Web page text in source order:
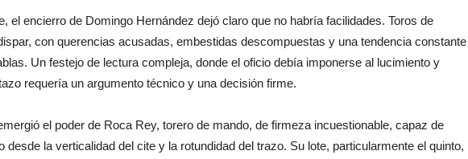
el encierro de Domingo Hernández dejó claro que no habría facilidades. Toros de
con querencias acusadas, embestidas descompuestas y una tendencia constante
Un festejo de lectura compleja, donde el oficio debía imponerse al lucimiento y
requería un argumento técnico y una decisión firme.
el poder de Roca Rey, torero de mando, de firmeza incuestionable, capaz de
desde la verticalidad del cite y la rotundidad del trazo. Su lote, particularmente el quinto,